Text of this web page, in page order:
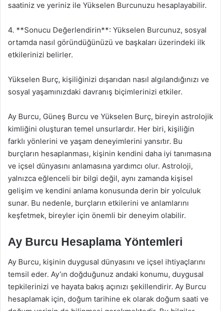
saatiniz ve yeriniz ile Yükselen Burcunuzu hesaplayabilir.
4. **Sonucu Değerlendirin**: Yükselen Burcunuz, sosyal
ortamda nasıl göründüğünüzü ve başkaları üzerindeki ilk
etkilerinizi belirler.
Yükselen Burç, kişiliğinizi dışarıdan nasıl algılandığınızı ve
sosyal yaşamınızdaki davranış biçimlerinizi etkiler.
Ay Burcu, Güneş Burcu ve Yükselen Burç, bireyin astrolojik
kimliğini oluşturan temel unsurlardır. Her biri, kişiliğin
farklı yönlerini ve yaşam deneyimlerini yansıtır. Bu
burçların hesaplanması, kişinin kendini daha iyi tanımasına
ve içsel dünyasını anlamasına yardımcı olur. Astroloji,
yalnızca eğlenceli bir bilgi değil, aynı zamanda kişisel
gelişim ve kendini anlama konusunda derin bir yolculuk
sunar. Bu nedenle, burçların etkilerini ve anlamlarını
keşfetmek, bireyler için önemli bir deneyim olabilir.
Ay Burcu Hesaplama Yöntemleri
Ay Burcu, kişinin duygusal dünyasını ve içsel ihtiyaçlarını
temsil eder. Ay’ın doğduğunuz andaki konumu, duygusal
tepkilerinizi ve hayata bakış açınızı şekillendirir. Ay Burcu
hesaplamak için, doğum tarihine ek olarak doğum saati ve